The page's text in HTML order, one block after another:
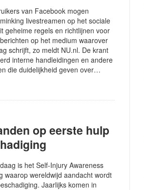
van Facebook mogen
livestreamen op het sociale
geheime regels en richtlijnen voor
op het medium waarover
schrijft, zo meldt NU.nl. De krant
interne handleidingen en andere
die duidelijkheid geven over…
op eerste hulp
is het Self-Injury Awareness
waarop wereldwijd aandacht wordt
Jaarlijks komen in